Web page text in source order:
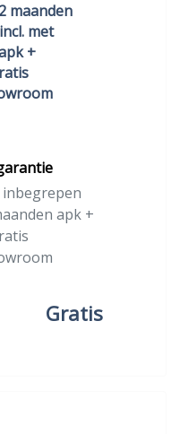
maanden
met
+
apk +
Gratis